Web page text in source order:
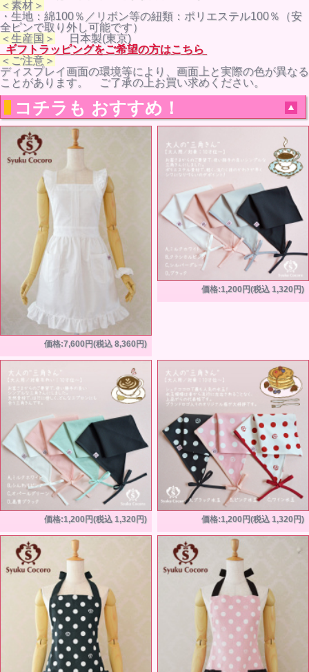
＜素材＞
・生地：綿100％／リボン等の紐類：ポリエステル100％（安
全ピンで取り外し可能です）
＜生産国＞
日本製(東京)
ギフトラッピングをご希望の方はこちら
＜ご注意＞
ディスプレイ画面の環境等により、画面上と実際の色が異なる
ことがあります。 ご了承の上お買い求めください。
コチラも おすすめ！
価格:7,600円(税込 8,360円)
価格:1,200円(税込 1,320円)
価格:1,200円(税込 1,320円) 価格:1,200円(税込 1,320円)